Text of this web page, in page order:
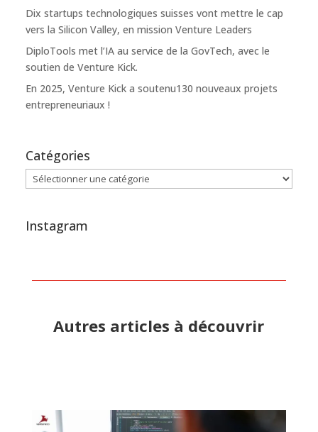
Dix startups technologiques suisses vont mettre le cap
vers la Silicon Valley, en mission Venture Leaders
DiploTools met l’IA au service de la GovTech, avec le
soutien de Venture Kick.
En 2025, Venture Kick a soutenu130 nouveaux projets
entrepreneuriaux !
Catégories
Catégories
Instagram
Autres articles à découvrir